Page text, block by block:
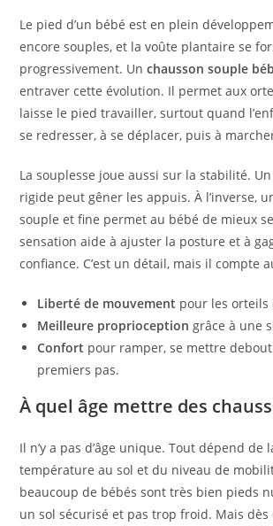
Le pied d’un bébé est en plein
encore souples, et la voûte plantaire se
progressivement. Unchausson souple
entraver cette évolution. Il permet aux
laisse le pied travailler, surtout quand
se redresser, à se déplacer, puis à
La souplesse joue aussi sur la stabilité.
rigide peut gêner les appuis. À l’inverse,
souple et fine permet au bébé de mieux
sensation aide à ajuster la posture et à
confiance. C’est un détail, mais il compte
Liberté de mouvement pour les orteils
Meilleure proprioception grâce à une
Confort pour ramper, se mettre
premiers pas.
À quel âge mettre des
Il n’y a pas d’âge unique. Tout dépend de
température au sol et du niveau de
beaucoup de bébés sont très bien pieds
un sol sécurisé et pas trop froid. Mais dès